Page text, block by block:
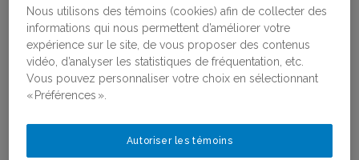
Antiféminisme
Recherche partenariale et
coconstruction des connaissances
Projets financés par le RéQEF
Concours : Appui aux projets scientifiques et
aux chantiers de recherche
Toutes les publications
Nous utilisons des témoins (cookies) afin de collecter des
informations qui nous permettent d’améliorer votre
expérience sur le site, de vous proposer des contenus
vidéo, d’analyser les statistiques de fréquentation, etc.
Vous pouvez personnaliser votre choix en sélectionnant
« Préférences ».
Autoriser les témoins